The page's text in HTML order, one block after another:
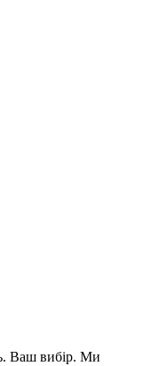
Ваш вибір. Ми